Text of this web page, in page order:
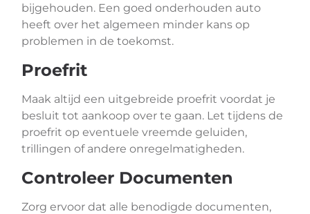
bijgehouden. Een goed onderhouden auto
heeft over het algemeen minder kans op
problemen in de toekomst.
Proefrit
Maak altijd een uitgebreide proefrit voordat je
besluit tot aankoop over te gaan. Let tijdens de
proefrit op eventuele vreemde geluiden,
trillingen of andere onregelmatigheden.
Controleer Documenten
Zorg ervoor dat alle benodigde documenten,